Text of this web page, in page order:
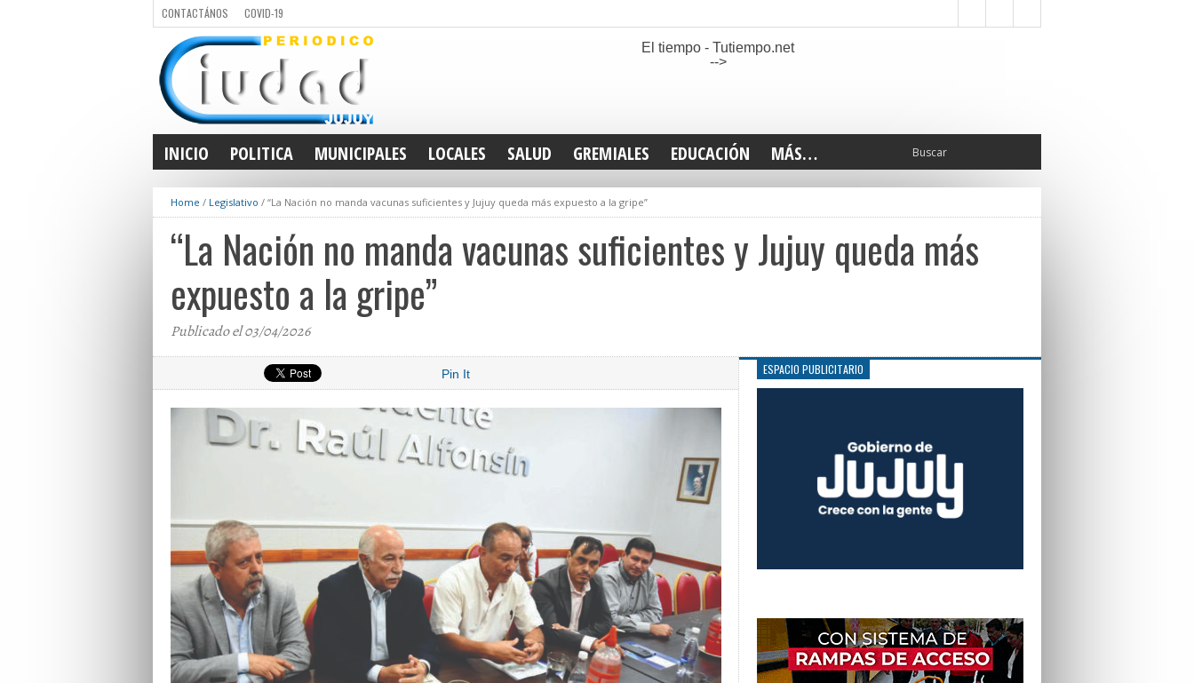
CONTACTÁNOS COVID-19
El tiempo - Tutiempo.net
-->
INICIO POLITICA MUNICIPALES LOCALES SALUD GREMIALES EDUCACIÓN MÁS…
INTERIOR
DEPORTES
ELECCIONES 2025
LEGISLATIVO
Home / Legislativo / “La Nación no manda vacunas suficientes y Jujuy queda más expuesto a la gripe”
“La Nación no manda vacunas suficientes y Jujuy queda más
expuesto a la gripe”
Publicado el 03/04/2026
Pin It ESPACIO PUBLICITARIO